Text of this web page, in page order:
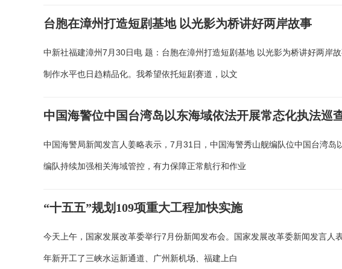
台胞在漳州打造短剧基地 以光影为桥讲好两岸故事
中新社福建漳州7月30日电 题：台胞在漳州打造短剧基地 以光影为桥讲好两岸
制作水平也日趋精品化。我希望依托短剧赛道，以文
中国海警位中国台湾岛以东海域依法开展常态化执法巡
中国海警局新闻发言人姜略表示，7月31日，中国海警秀山舰编队位中国台湾
编队持续加强相关海域管控，有力保障正常航行和作业
“十五五”规划109项重大工程加快实施
今天上午，国家发展改革委举行7月份新闻发布会。国家发展改革委新闻发言人
年新开工了三峡水运新通道、广州新机场、福建上白